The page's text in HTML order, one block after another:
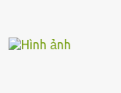
khuyên nhủ con thật